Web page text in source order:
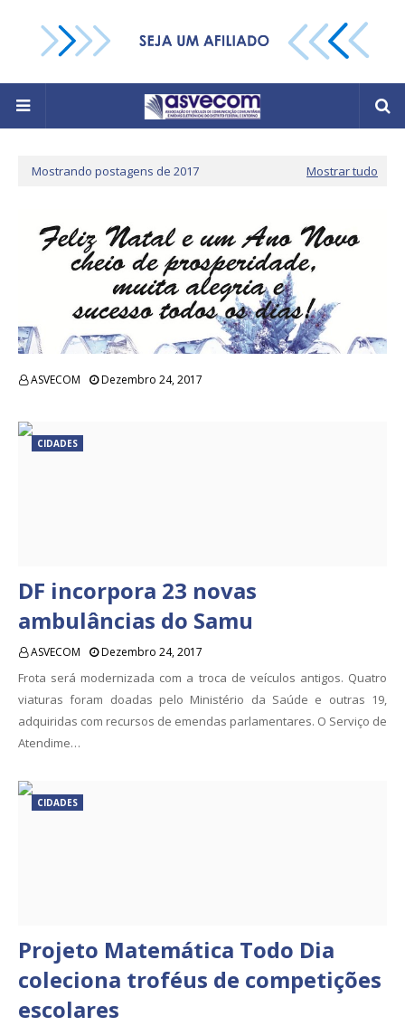
Mostrando postagens de 2017 Mostrar tudo
ASVECOM Dezembro 24, 2017
CIDADES
DF incorpora 23 novas
ambulâncias do Samu
ASVECOM Dezembro 24, 2017
Frota será modernizada com a troca de veículos antigos. Quatro
viaturas foram doadas pelo Ministério da Saúde e outras 19,
adquiridas com recursos de emendas parlamentares. O Serviço de
Atendime…
CIDADES
Projeto Matemática Todo Dia
coleciona troféus de competições
escolares